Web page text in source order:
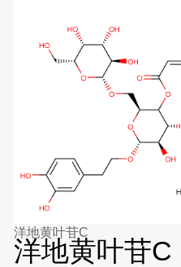
洋地黄叶苷C
洋地黄叶苷C